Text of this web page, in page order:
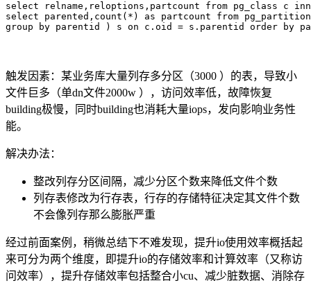
select relname,reloptions,partcount from pg_class c
select parented,count(*) as partcount from pg_partition
group by parentid ) s on c.oid = s.parentid order by
触发因素：某业务库大量列存多分区（3000 ）的表，导致小
文件巨多（单dn文件2000w ），访问效率低，故障恢复
building极慢，同时building也消耗大量iops，发向影响业务性
能。
解决办法：
整改列存分区间隔，减少分区个数来降低文件个数
列存表修改为行存表，行存的存储特征决定其文件个数
不会像列存那么膨胀严重
经过前面案例，稍微总结下不难发现，提升io使用效率概括起
来可分为两个维度，即提升io的存储效率和计算效率（又称访
问效率），提升存储效率包括整合小cu、减少脏数据、消除存